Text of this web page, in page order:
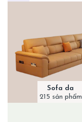
Sofa da
215 sản phẩm